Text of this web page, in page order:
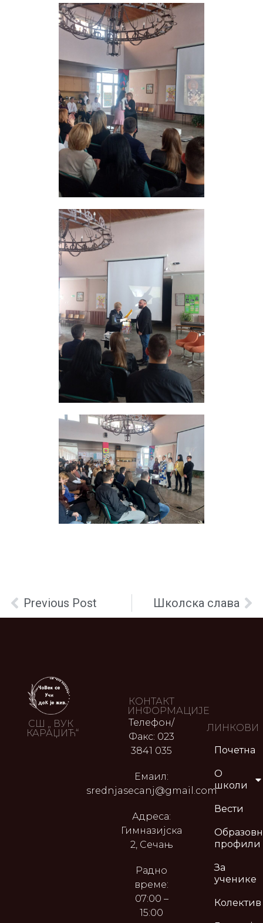
Previous Post Школска слава
СШ „ ВУК
КАРАЏИЋ“
КОНТАКТ
ИНФОРМАЦИЈЕ
Телефон/
Факс: 023
3841 035
Емаил:
srednjasecanj@gmail.com
Адреса:
Гимназијска
2, Сечањ
Радно
време:
07:00 –
15:00
ЛИНКОВИ
Почетна
О
школи
Вести
профили
За
ученике
Колектив